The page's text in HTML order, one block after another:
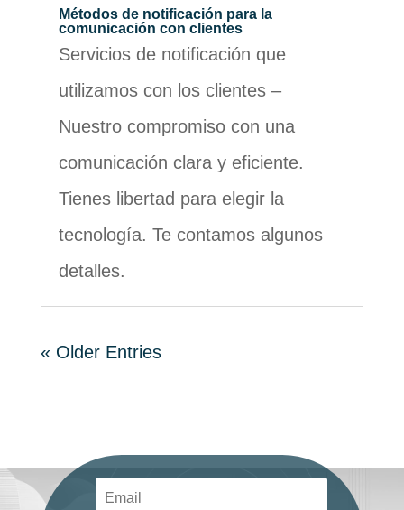
Métodos de notificación para la
comunicación con clientes
Servicios de notificación que
utilizamos con los clientes –
Nuestro compromiso con una
comunicación clara y eficiente.
Tienes libertad para elegir la
tecnología. Te contamos algunos
detalles.
« Older Entries